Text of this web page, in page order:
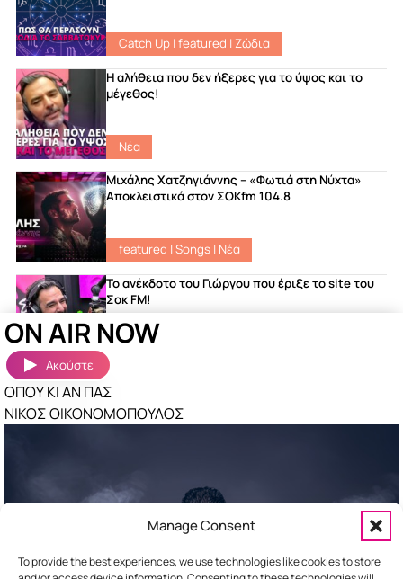
Manage Consent
To provide the best experiences, we use technologies like cookies to store
Catch Up|featured | Ζώδια
Η αλήθεια που δεν ήξερες για το ύψος και το
μέγεθος!
Νέα
Μιχάλης Χατζηγιάννης – «Φωτιά στη Νύχτα»
Αποκλειστικά στον ΣΟΚfm 104.8
featured |Songs| Νέα
Το ανέκδοτο του Γιώργου που έριξε το site του
Σοκ FM!
Ακούστηκαν πριν λίγο
ΘΟΔΩΡΗΣ ΦΕΡΡΗΣ
ΞΕΡΕΙΣ ΠΟΛΛΟΥΣ
ON AIR NOW
Ακούστε
ΟΠΟΥ ΚΙ ΑΝ ΠΑΣ
ΝΙΚΟΣ ΟΙΚΟΝΟΜΟΠΟΥΛΟΣ